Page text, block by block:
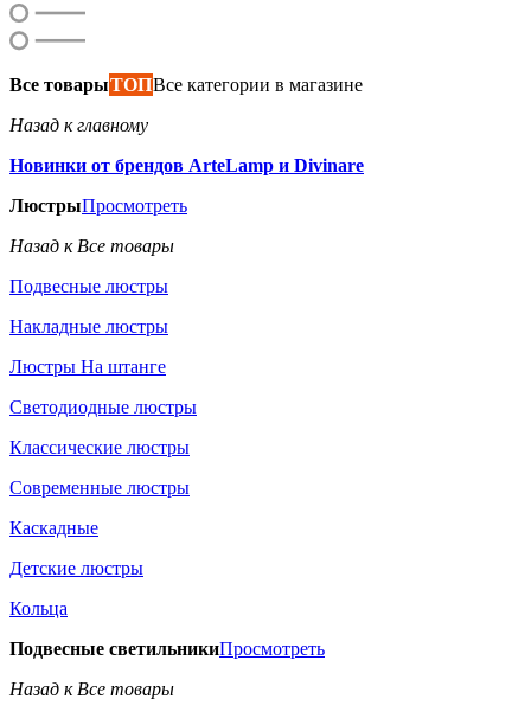
Все товарыТОПВсе категории в магазине
Назад к главному
Новинки от брендов ArteLamp и Divinare
ЛюстрыПросмотреть
Назад к Все товары
Подвесные люстры
Накладные люстры
Люстры На штанге
Светодиодные люстры
Классические люстры
Современные люстры
Каскадные
Детские люстры
Кольца
Подвесные светильникиПросмотреть
Назад к Все товары